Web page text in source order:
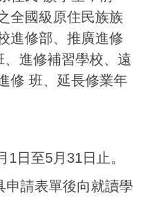
全國級原住民族族
進修部、推廣進修
進修補習學校、遠
修 班、延長修業年
日至5月31日止。
申請表單後向就讀學